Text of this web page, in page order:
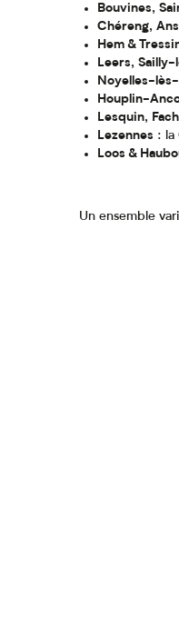
Bouvines,
Chéreng,
Hem &
Leers,
Noyelles-
Houplin-
Lesquin,
Lezennes : la
Loos &
Un ensemble